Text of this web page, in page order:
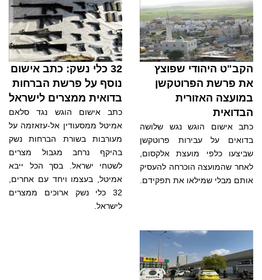
הקב"ט היהודי שפוצץ
את פרשת הפרוטקשן
במועצה האזורית
הבדואית
כתב אישום הוגש נגש שלושה
בדואים על עבירות פרוטקשן
שביצעו כלפי מועצת אלקסום,
לאחר שהמועצה הוכרחה להעסיק
אותם מבלי שמילאו את תפקידם.
32 כלי נשק: כתב אישום
נוסף על פרשת הברחות
בדואית ממצרים לישראל
כתב אישום הוגש נגד סלאם
אמיטל ממסעודין אל-עזאזמה על
מעורבות בשורת הברחות נשק
בהיקף נרחב מגבול מצרים
לשטחי ישראל. בסך הכל ייבא
אמיטל, בעצמו ויחד עם אחרים,
32 כלי נשק ארוכים ממצרים
לישראל.